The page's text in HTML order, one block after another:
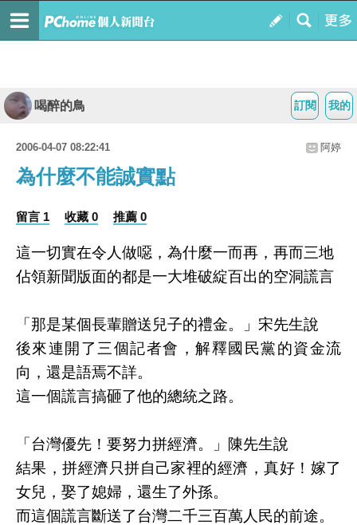
我的
訂閱
喝醉的鳥
2006-04-07 08:22:41 阿婷
為什麼不能誠實點
留言 1 收藏 0 推薦 0
這一切實在令人做噁，為什麼一而再，再而三地
佔領新聞版面的都是一大堆破綻百出的空洞謊言
「那是某個長輩贈送兒子的禮金。」宋先生說
後來連開了三個記者會，解釋國民黨的資金流
向，還是語焉不詳。
這一個謊言搞砸了他的總統之路。
「台灣優先！要努力拼經濟。」陳先生說
結果，拼經濟只拼自己家裡的經濟，真好！嫁了
女兒，娶了媳婦，還生了外孫。
而這個謊言斷送了台灣二千三百萬人民的前途。